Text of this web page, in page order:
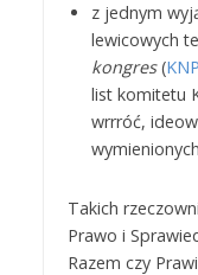
z jednym
lewicowych
kongres(KNP
list komitetu
wrrróć,
Takich
Prawo i
Razem czy